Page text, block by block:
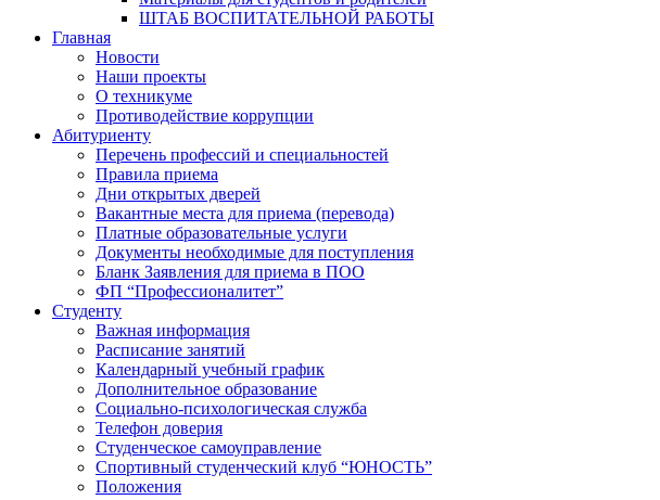
ШТАБ ВОСПИТАТЕЛЬНОЙ РАБОТЫ
Главная
Новости
Наши проекты
О техникуме
Противодействие коррупции
Абитуриенту
Перечень профессий и специальностей
Правила приема
Дни открытых дверей
Вакантные места для приема (перевода)
Платные образовательные услуги
Документы необходимые для поступления
Бланк Заявления для приема в ПОО
ФП “Профессионалитет”
Студенту
Важная информация
Расписание занятий
Календарный учебный график
Дополнительное образование
Социально-психологическая служба
Телефон доверия
Студенческое самоуправление
Спортивный студенческий клуб “ЮНОСТЬ”
Положения